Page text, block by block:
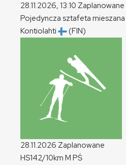
28.11.2026, 13:10 Zaplanowane
Pojedyncza sztafeta mieszana
Kontiolahti
(FIN)
28.11.2026 Zaplanowane
HS142/10km M PŚ